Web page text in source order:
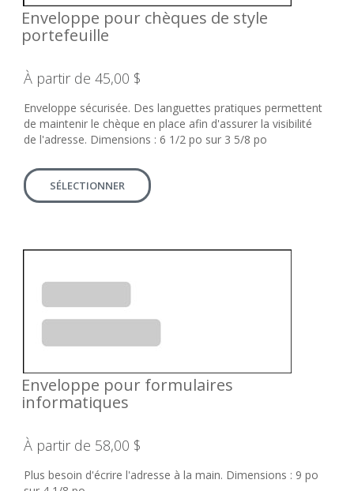
Enveloppe pour chèques de style
portefeuille
À partir de 45,00 $
Enveloppe sécurisée. Des languettes pratiques permettent
de maintenir le chèque en place afin d'assurer la visibilité
de l'adresse. Dimensions : 6 1/2 po sur 3 5/8 po
SÉLECTIONNER
Enveloppe pour formulaires
informatiques
À partir de 58,00 $
Plus besoin d'écrire l'adresse à la main. Dimensions : 9 po